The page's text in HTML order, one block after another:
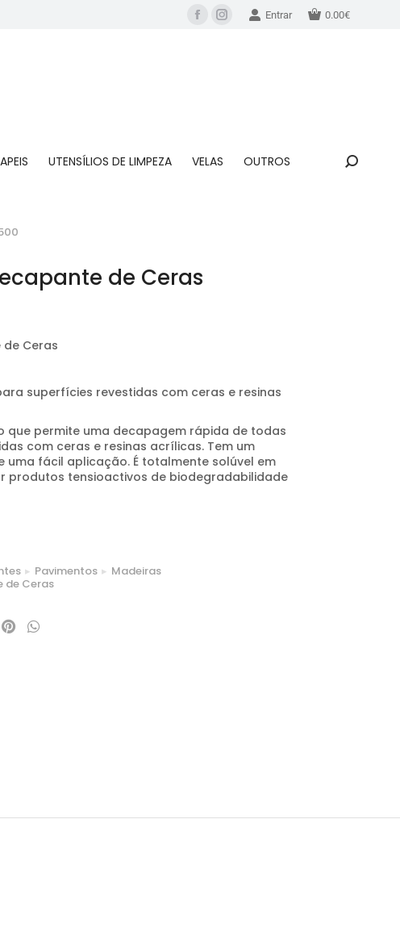
Entrar 0.00€
UTENSÍLIOS DE LIMPEZA VELAS OUTROS
de Ceras
de Ceras
superfícies revestidas com ceras e resinas
que permite uma decapagem rápida de todas
com ceras e resinas acrílicas. Tem um
uma fácil aplicação. É totalmente solúvel em
produtos tensioactivos de biodegradabilidade
Pavimentos
Madeiras
de Ceras